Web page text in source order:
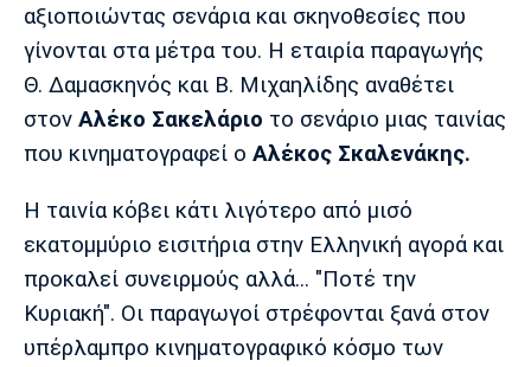
Ίντερ
Μπορούσια
Παρί Σεν
Ζερμέν
Μαρσέιγ
αξιοποιώντας σενάρια και σκηνοθεσίες που
γίνονται στα μέτρα του. Η εταιρία παραγωγής
Θ. Δαμασκηνός και Β. Μιχαηλίδης αναθέτει
στον Αλέκο Σακελάριο το σενάριο μιας ταινίας
που κινηματογραφεί ο Αλέκος Σκαλενάκης.
Η ταινία κόβει κάτι λιγότερο από μισό
εκατομμύριο εισιτήρια στην Ελληνική αγορά και
προκαλεί συνειρμούς αλλά... "Ποτέ την
Κυριακή". Οι παραγωγοί στρέφονται ξανά στον
υπέρλαμπρο κινηματογραφικό κόσμο των